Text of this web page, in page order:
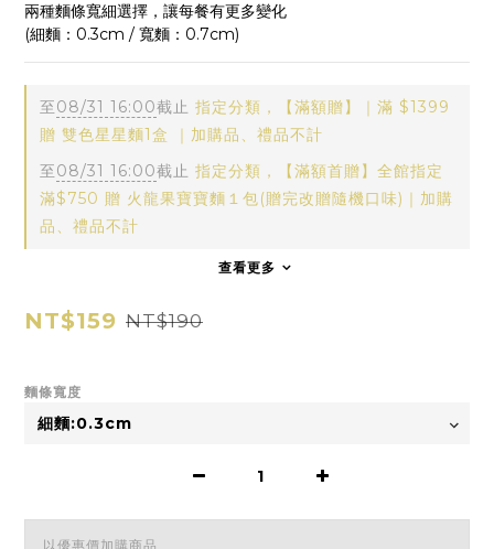
兩種麵條寬細選擇，讓每餐有更多變化
(細麵：0.3cm / 寬麵：0.7cm)
至08/31 16:00截止 指定分類，【滿額贈】｜滿 $1399
贈 雙色星星麵1盒 ｜加購品、禮品不計
至08/31 16:00截止 指定分類，【滿額首贈】全館指定
滿$750 贈 火龍果寶寶麵１包(贈完改贈隨機口味)｜加購
品、禮品不計
查看更多
NT$159 NT$190
麵條寬度
以優惠價加購商品